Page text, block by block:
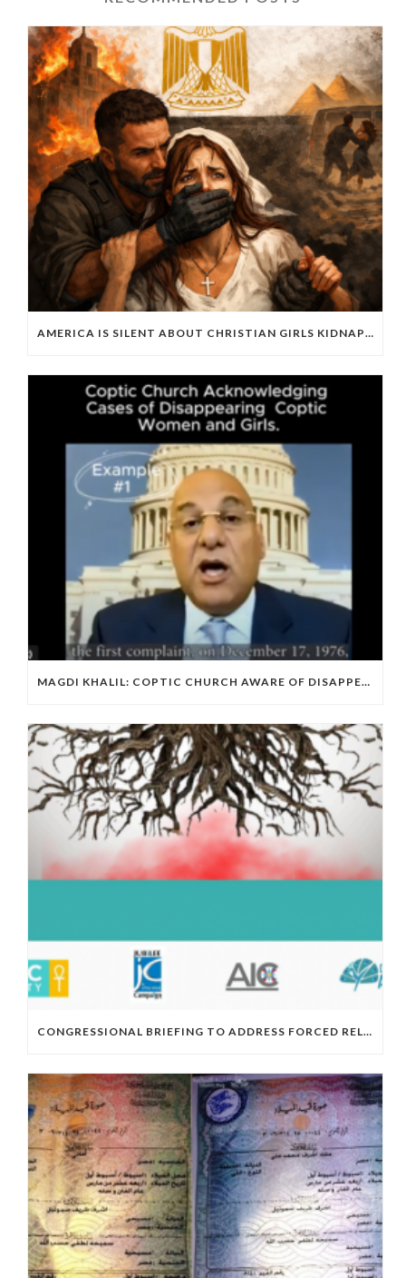
AMERICA IS SILENT ABOUT CHRISTIAN GIRLS KIDNAPPED BY ISLAMISTS
MAGDI KHALIL: COPTIC CHURCH AWARE OF DISAPPEARING COPTIC WOMEN FOR DECADES
CONGRESSIONAL BRIEFING TO ADDRESS FORCED RELIGIOUS CONVERSIONS AND SEXUAL EXPLOITATION OF WOMEN AND GIRLS